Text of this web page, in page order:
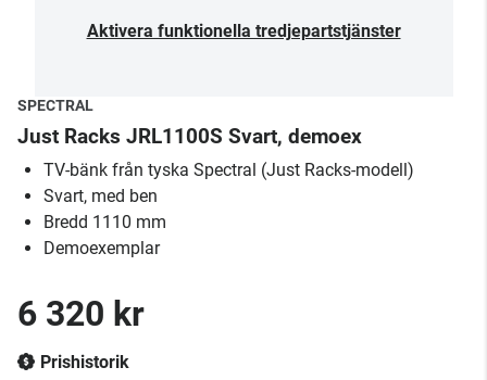
Aktivera funktionella tredjepartstjänster
SPECTRAL
Just Racks JRL1100S Svart, demoex
TV-bänk från tyska Spectral (Just Racks-modell)
Svart, med ben
Bredd 1110 mm
Demoexemplar
6 320 kr
Prishistorik